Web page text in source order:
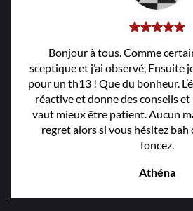
Bonjour à tous. Comme
sceptique et j’ai observé, Ensuite
pour un th13 ! Que du bonheur.
réactive et donne des conseils
vaut mieux être patient. Aucun
regret alors si vous hésitez bah
foncez.
Athéna